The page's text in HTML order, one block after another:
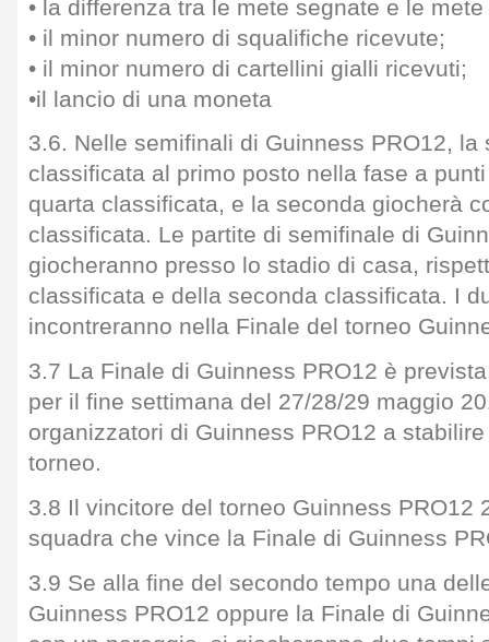
• la differenza tra le mete segnate e le
• il minor numero di squalifiche ricevute;
• il minor numero di cartellini gialli ricevuti;
•il lancio di una moneta
3.6. Nelle semifinali di Guinness PRO12, la
classificata al primo posto nella fase a
quarta classificata, e la seconda giocherà
classificata. Le partite di semifinale di
giocheranno presso lo stadio di casa,
classificata e della seconda classificata. I
incontreranno nella Finale del torneo
3.7 La Finale di Guinness PRO12 è
per il fine settimana del 27/28/29 maggio
organizzatori di Guinness PRO12 a
torneo.
3.8 Il vincitore del torneo Guinness PRO12
squadra che vince la Finale di Guinness
3.9 Se alla fine del secondo tempo una
Guinness PRO12 oppure la Finale di